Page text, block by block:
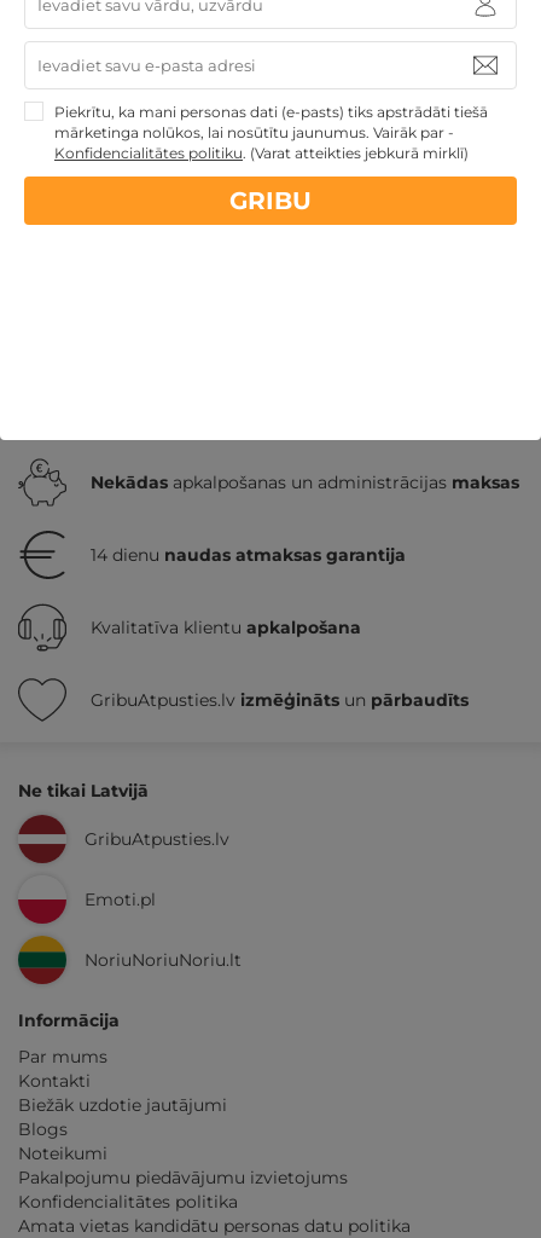
2 naktis ar SPA atpūtu, VAKARIŅĀM un MASĀŽU
DIVIEM
Druskininki,GODA ★ ★ ★ ★
Par 2 naktīm
Nekādas apkalpošanas un administrācijas maksas
14 dienu naudas atmaksas garantija
Kvalitatīva klientu apkalpošana
GribuAtpusties.lv izmēģināts un pārbaudīts
Ne tikai Latvijā
GribuAtpusties.lv
Emoti.pl
NoriuNoriuNoriu.lt
Informācija
Par mums
Kontakti
Biežāk uzdotie jautājumi
Blogs
Noteikumi
Pakalpojumu piedāvājumu izvietojums
Konfidencialitātes politika
Amata vietas kandidātu personas datu politika
Piekrītu, ka mani personas dati (e-pasts) tiks apstrādāti tiešā
mārketinga nolūkos, lai nosūtītu jaunumus. Vairāk par -
Konfidencialitātes politiku. (Varat atteikties jebkurā mirklī)
GRIBU